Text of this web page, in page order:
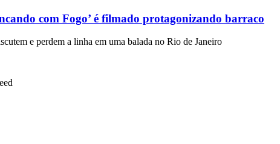
com Fogo’ é filmado protagonizando barraco
e perdem a linha em uma balada no Rio de Janeiro